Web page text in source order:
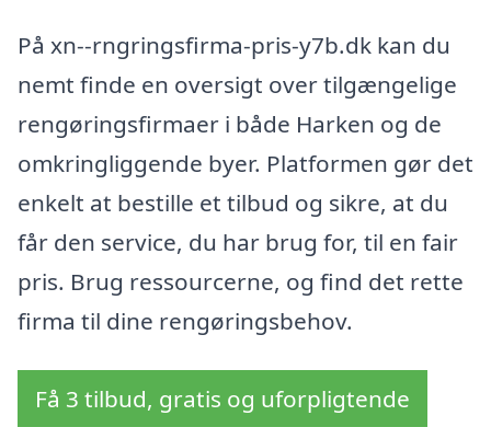
På xn--rngringsfirma-pris-y7b.dk kan du
nemt finde en oversigt over tilgængelige
rengøringsfirmaer i både Harken og de
omkringliggende byer. Platformen gør det
enkelt at bestille et tilbud og sikre, at du
får den service, du har brug for, til en fair
pris. Brug ressourcerne, og find det rette
firma til dine rengøringsbehov.
Få 3 tilbud, gratis og uforpligtende